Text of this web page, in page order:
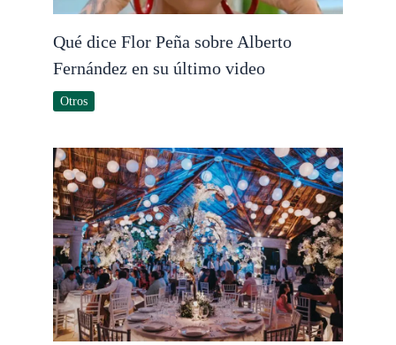
Qué dice Flor Peña sobre Alberto
Fernández en su último video
Otros